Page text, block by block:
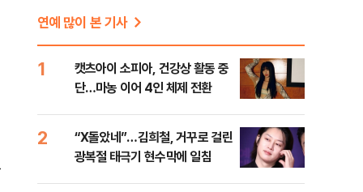
연예 많이 본 기사
1
캣츠아이 소피아, 건강상 활동 중
단…마농 이어 4인 체제 전환
2
“X돌았네”…김희철, 거꾸로 걸린
광복절 태극기 현수막에 일침